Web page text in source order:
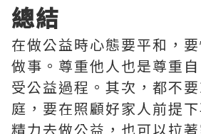
總結
在做公益時心態要平和，
做事。尊重他人也是尊重
受公益過程。其次，都不
庭，要在照顧好家人前提
精力去做公益，也可以拉